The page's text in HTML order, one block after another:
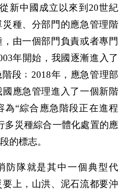
新中國成立以來到20世紀
種、分部門的應急管理階
由一個部門負責或者專門
年開始，我國逐漸進入了
段﹔2018年，應急管理部
應急管理進入了一個新階
為“綜合應急階段正在進程
多災種綜合一體化處置的應
的標志。
防隊就是其中一個典型代
上，山洪、泥石流都要沖